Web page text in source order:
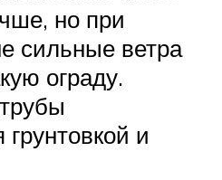
но при
сильные ветра
ограду.
и